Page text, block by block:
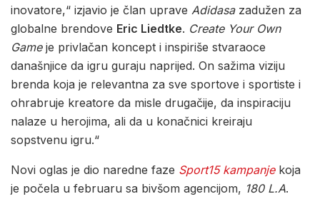
inovatore,“ izjavio je član uprave Adidasazadužen za
globalne brendove Eric Liedtke. Create Your Own
Gameje privlačan koncept i inspiriše stvaraoce
današnjice da igru guraju naprijed. On sažima viziju
brenda koja je relevantna za sve sportove i sportiste i
ohrabruje kreatore da misle drugačije, da inspiraciju
nalaze u herojima, ali da u konačnici kreiraju
sopstvenu igru.“
Novi oglas je dio naredne faze Sport15 kampanjekoja
je počela u februaru sa bivšom agencijom, 180 L.A.